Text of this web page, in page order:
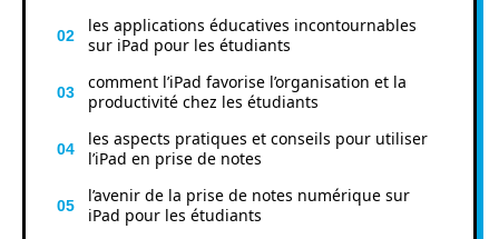
les applications éducatives incontournables
sur iPad pour les étudiants
comment l’iPad favorise l’organisation et la
productivité chez les étudiants
les aspects pratiques et conseils pour utiliser
l’iPad en prise de notes
l’avenir de la prise de notes numérique sur
iPad pour les étudiants